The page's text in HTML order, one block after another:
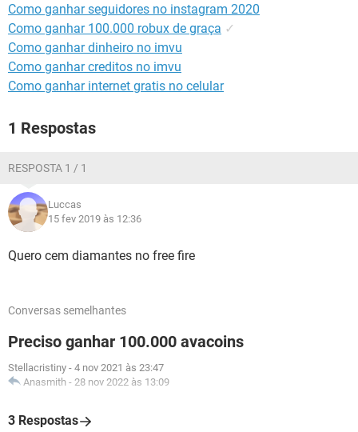
Como ganhar seguidores no instagram 2020
Como ganhar 100.000 robux de graça ✓
Como ganhar dinheiro no imvu
Como ganhar creditos no imvu
Como ganhar internet gratis no celular
1 Respostas
RESPOSTA 1 / 1
Luccas
15 fev 2019 às 12:36
Quero cem diamantes no free fire
Conversas semelhantes
Preciso ganhar 100.000 avacoins
Stellacristiny - 4 nov 2021 às 23:47
Anasmith - 28 nov 2022 às 13:09
3 Respostas